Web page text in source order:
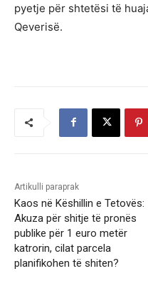
pyetje për shtetësi të
Qeverisë.
Artikulli paraprak
Kaos në Këshillin e Tetovës:
Akuza për shitje të pronës
publike për 1 euro metër
katrorin, cilat parcela
planifikohen të shiten?